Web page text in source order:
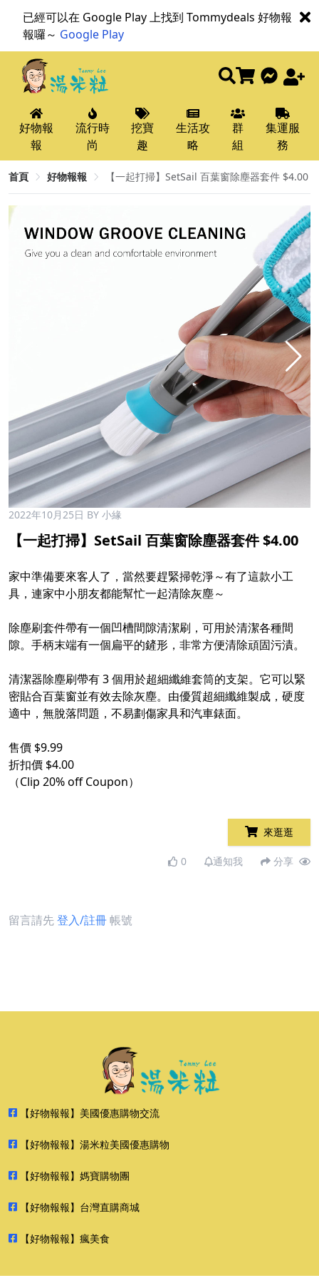
已經可以在 Google Play 上找到 Tommydeals 好物報
報囉～ Google Play
好物報
報
流行時
尚
挖寶
趣
生活攻
略
群
組
集運服
務
首頁 好物報報 【一起打掃】SetSail 百葉窗除塵器套件 $4.00
2022年10月25日 BY 小緣
【一起打掃】SetSail 百葉窗除塵器套件 $4.00
家中準備要來客人了，當然要趕緊掃乾淨～有了這款小工
具，連家中小朋友都能幫忙一起清除灰塵～
除塵刷套件帶有一個凹槽間隙清潔刷，可用於清潔各種間
隙。手柄末端有一個扁平的鏟形，非常方便清除頑固污漬。
清潔器除塵刷帶有 3 個用於超細纖維套筒的支架。它可以緊
密貼合百葉窗並有效去除灰塵。由優質超細纖維製成，硬度
適中，無脫落問題，不易劃傷家具和汽車錶面。
售價 $9.99
折扣價 $4.00
（Clip 20% off Coupon）
來逛逛
0 通知我 分享
留言請先登入/註冊帳號
【好物報報】美國優惠購物交流
【好物報報】湯米粒美國優惠購物
【好物報報】媽寶購物團
【好物報報】台灣直購商城
【好物報報】瘋美食